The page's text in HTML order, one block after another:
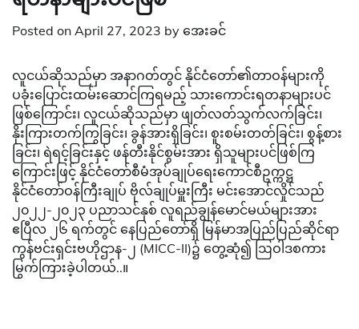
Posted on April 27, 2023 by အေးခင်
လူငယ်ဆိုသည်မှာ အနာဂတ်တွင် နိုင်ငံတော်၏တာဝန်များကို
ပခုံးပြောင်းထမ်းဆောင်ကြရမည့် သားကောင်းရတနာများပင်
ဖြစ်ကြောင်း၊ လူငယ်ဆိုသည်မှာ ဖျတ်လတ်သွက်လက်ခြင်း၊
နိုးကြားတက်ကြွခြင်း၊ ခွန်အားရှိခြင်း၊ စူးစမ်းတတ်ခြင်း၊ စွန့်စား
ခြင်း၊ ရဲရင့်ခြင်းနှင့် ဖန်တီးနိုင်စွမ်းအား ရှိသူများပင်ဖြစ်ကြ
ကြောင်းဖြင့် နိုင်ငံတော်စီမံအုပ်ချုပ်ရေးကောင်စီဥက္ကဋ္ဌ
နိုင်ငံတော်ဝန်ကြီးချုပ် ဗိုလ်ချုပ်မှူးကြီး မင်းအောင်လှိုင်သည်
၂၀၂၂-၂၀၂၃ ပညာသင်နှစ် လူရည်ချွန်မောင်မယ်များအား
ဧပြီလ ၂၆ ရက်တွင် နေပြည်တော်ရှိ မြန်မာအပြည်ပြည်ဆိုင်ရာ
ကွန်ဗင်းရှင်းဗဟိုဌာန-၂ (MICC-II)၌ တွေ့ဆုံ၍ ဩဝါဒစကား
မြွက်ကြားခဲ့ပါတယ်..။